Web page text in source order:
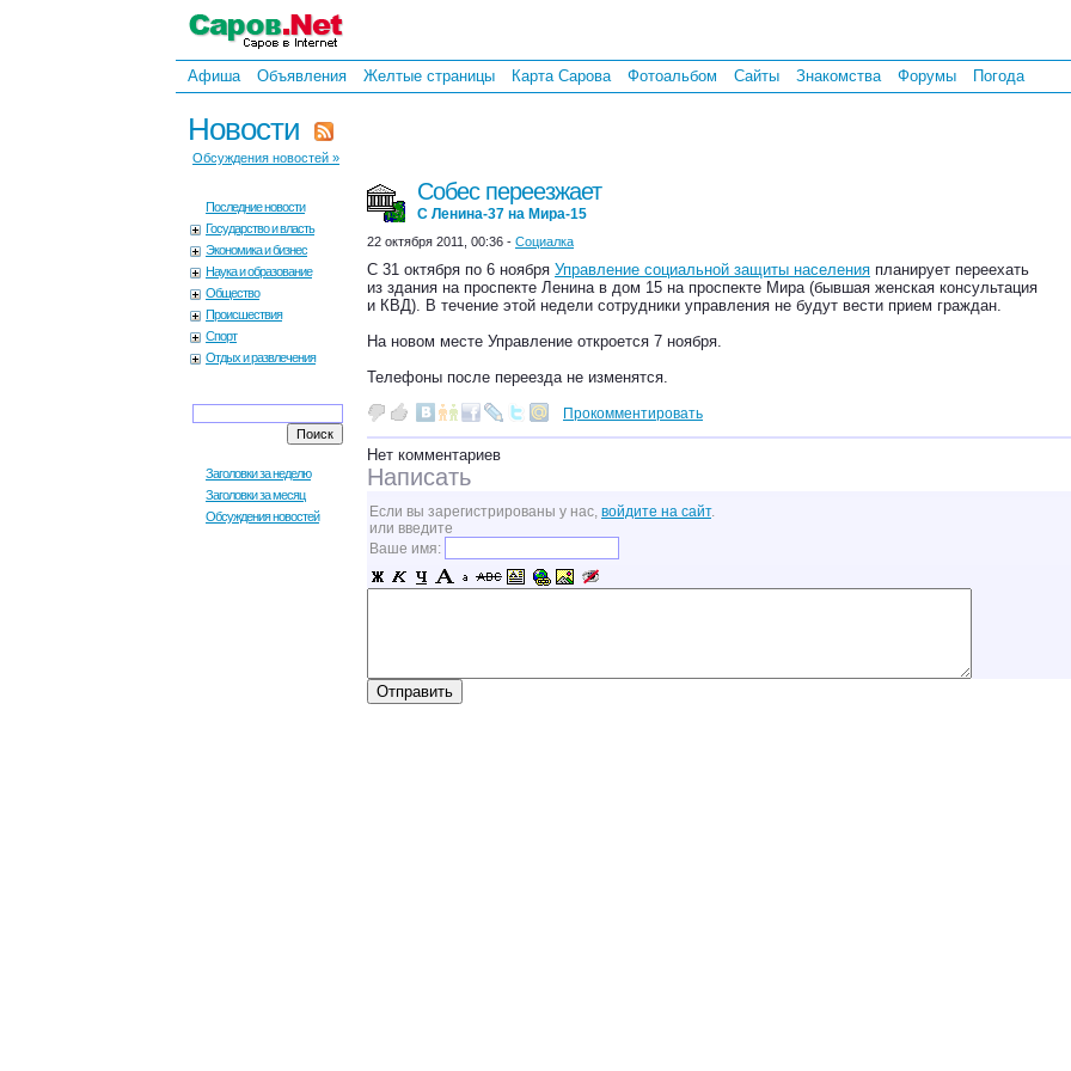
Афиша Объявления Желтые страницы Карта Сарова Фотоальбом Сайты Знакомства Форумы Погода
Новости
Обсуждения новостей »
Последние новости
Государство и власть
Экономика и бизнес
Наука и образование
Общество
Происшествия
Спорт
Отдых и развлечения
Заголовки за неделю
Заголовки за месяц
Обсуждения новостей
Собес переезжает
С Ленина-37 на Мира-15
22 октября 2011, 00:36 - Социалка
С 31 октября по 6 ноября Управление социальной защиты населения планирует переехать
из здания на проспекте Ленина в дом 15 на проспекте Мира (бывшая женская консультация
и КВД). В течение этой недели сотрудники управления не будут вести прием граждан.
На новом месте Управление откроется 7 ноября.
Телефоны после переезда не изменятся.
Прокомментировать
Нет комментариев
Написать
Если вы зарегистрированы у нас, войдите на сайт.
или введите
Ваше имя: